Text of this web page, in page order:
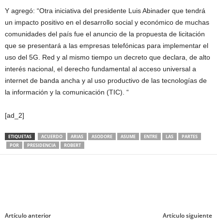
Y agregó: “Otra iniciativa del presidente Luis Abinader que tendrá
un impacto positivo en el desarrollo social y económico de muchas
comunidades del país fue el anuncio de la propuesta de licitación
que se presentará a las empresas telefónicas para implementar el
uso del 5G. Red y al mismo tiempo un decreto que declara, de alto
interés nacional, el derecho fundamental al acceso universal a
internet de banda ancha y al uso productivo de las tecnologías de
la información y la comunicación (TIC). “
[ad_2]
ETIQUETAS ACUERDO ARIAS ASODORE ASUME ENTRE LAS
PARTES
POR
PRESIDENCIA ROBERT
Artículo anterior Artículo siguiente